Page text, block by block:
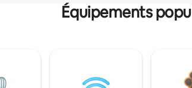
Équipements